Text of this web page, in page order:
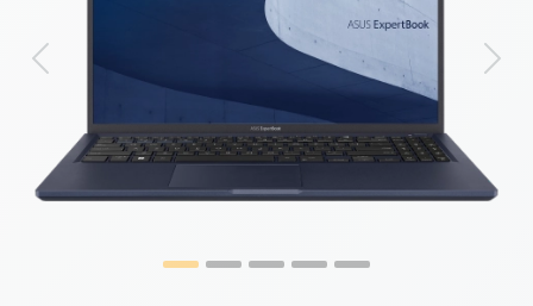
Previous Next